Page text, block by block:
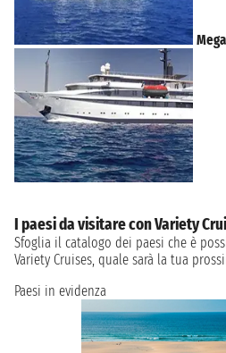
I paesi da visitare con Variety
Sfoglia il catalogo dei paesi che è
Variety Cruises, quale sarà la tua
Paesi in evidenza